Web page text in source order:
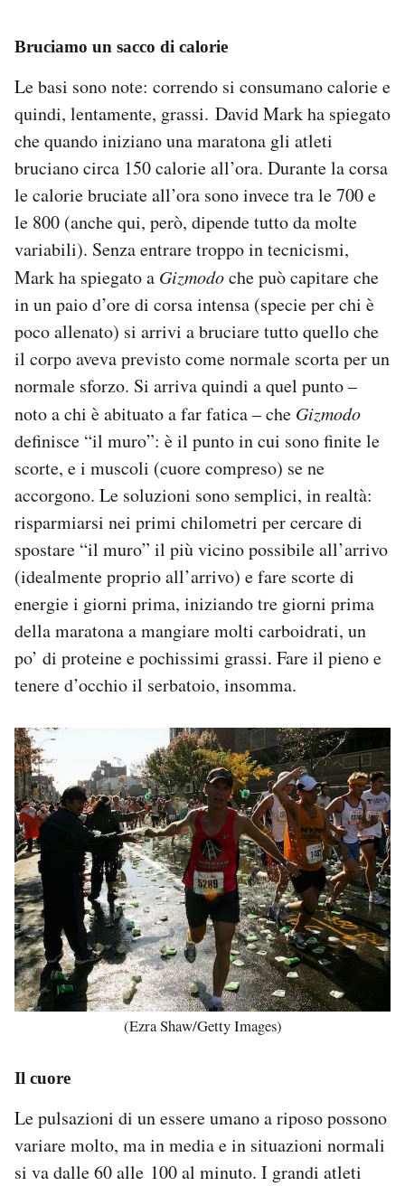
Bruciamo un sacco di calorie
Le basi sono note: correndo si consumano calorie e
quindi, lentamente, grassi. David Mark ha spiegato
che quando iniziano una maratona gli atleti
bruciano circa 150 calorie all’ora. Durante la corsa
le calorie bruciate all’ora sono invece tra le 700 e
le 800 (anche qui, però, dipende tutto da molte
variabili). Senza entrare troppo in tecnicismi,
Mark ha spiegato a Gizmodoche può capitare che
in un paio d’ore di corsa intensa (specie per chi è
poco allenato) si arrivi a bruciare tutto quello che
il corpo aveva previsto come normale scorta per un
normale sforzo. Si arriva quindi a quel punto –
noto a chi è abituato a far fatica – che Gizmodo
definisce “il muro”: è il punto in cui sono finite le
scorte, e i muscoli (cuore compreso) se ne
accorgono. Le soluzioni sono semplici, in realtà:
risparmiarsi nei primi chilometri per cercare di
spostare “il muro” il più vicino possibile all’arrivo
(idealmente proprio all’arrivo) e fare scorte di
energie i giorni prima, iniziando tre giorni prima
della maratona a mangiare molti carboidrati, un
po’ di proteine e pochissimi grassi. Fare il pieno e
tenere d’occhio il serbatoio, insomma.
(Ezra Shaw/Getty Images)
Il cuore
Le pulsazioni di un essere umano a riposo possono
variare molto, ma in media e in situazioni normali
si va dalle 60 alle 100 al minuto. I grandi atleti